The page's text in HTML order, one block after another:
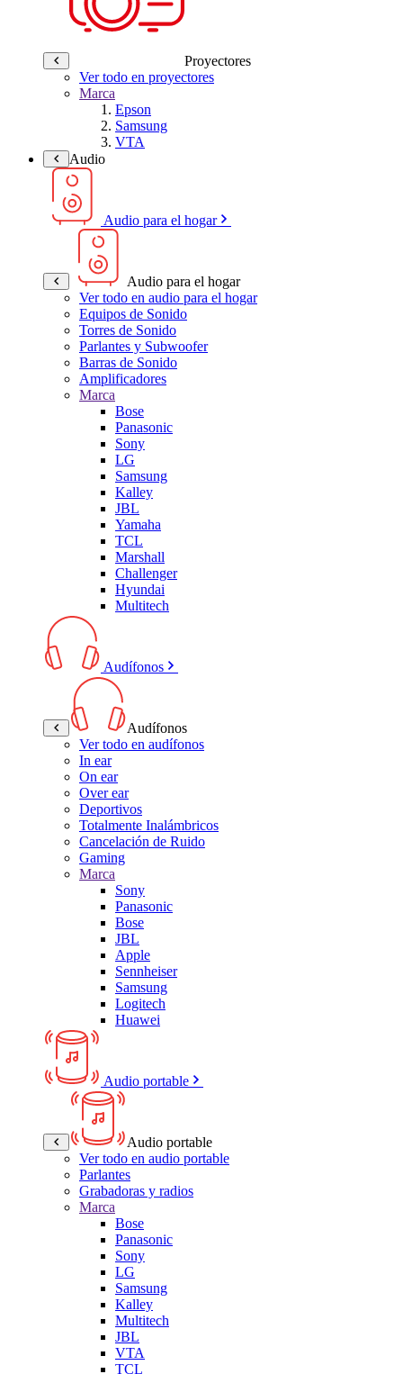
Proyectores
Ver todo en proyectores
Marca
Epson
Samsung
VTA
Audio
Audio para el hogar
Audio para el hogar
Ver todo en audio para el hogar
Equipos de Sonido
Torres de Sonido
Parlantes y Subwoofer
Barras de Sonido
Amplificadores
Marca
Bose
Panasonic
Sony
LG
Samsung
Kalley
JBL
Yamaha
TCL
Marshall
Challenger
Hyundai
Multitech
Audífonos
Audífonos
Ver todo en audífonos
In ear
On ear
Over ear
Deportivos
Totalmente Inalámbricos
Cancelación de Ruido
Gaming
Marca
Sony
Panasonic
Bose
JBL
Apple
Sennheiser
Samsung
Logitech
Huawei
Audio portable
Audio portable
Ver todo en audio portable
Parlantes
Grabadoras y radios
Marca
Bose
Panasonic
Sony
LG
Samsung
Kalley
Multitech
JBL
VTA
TCL